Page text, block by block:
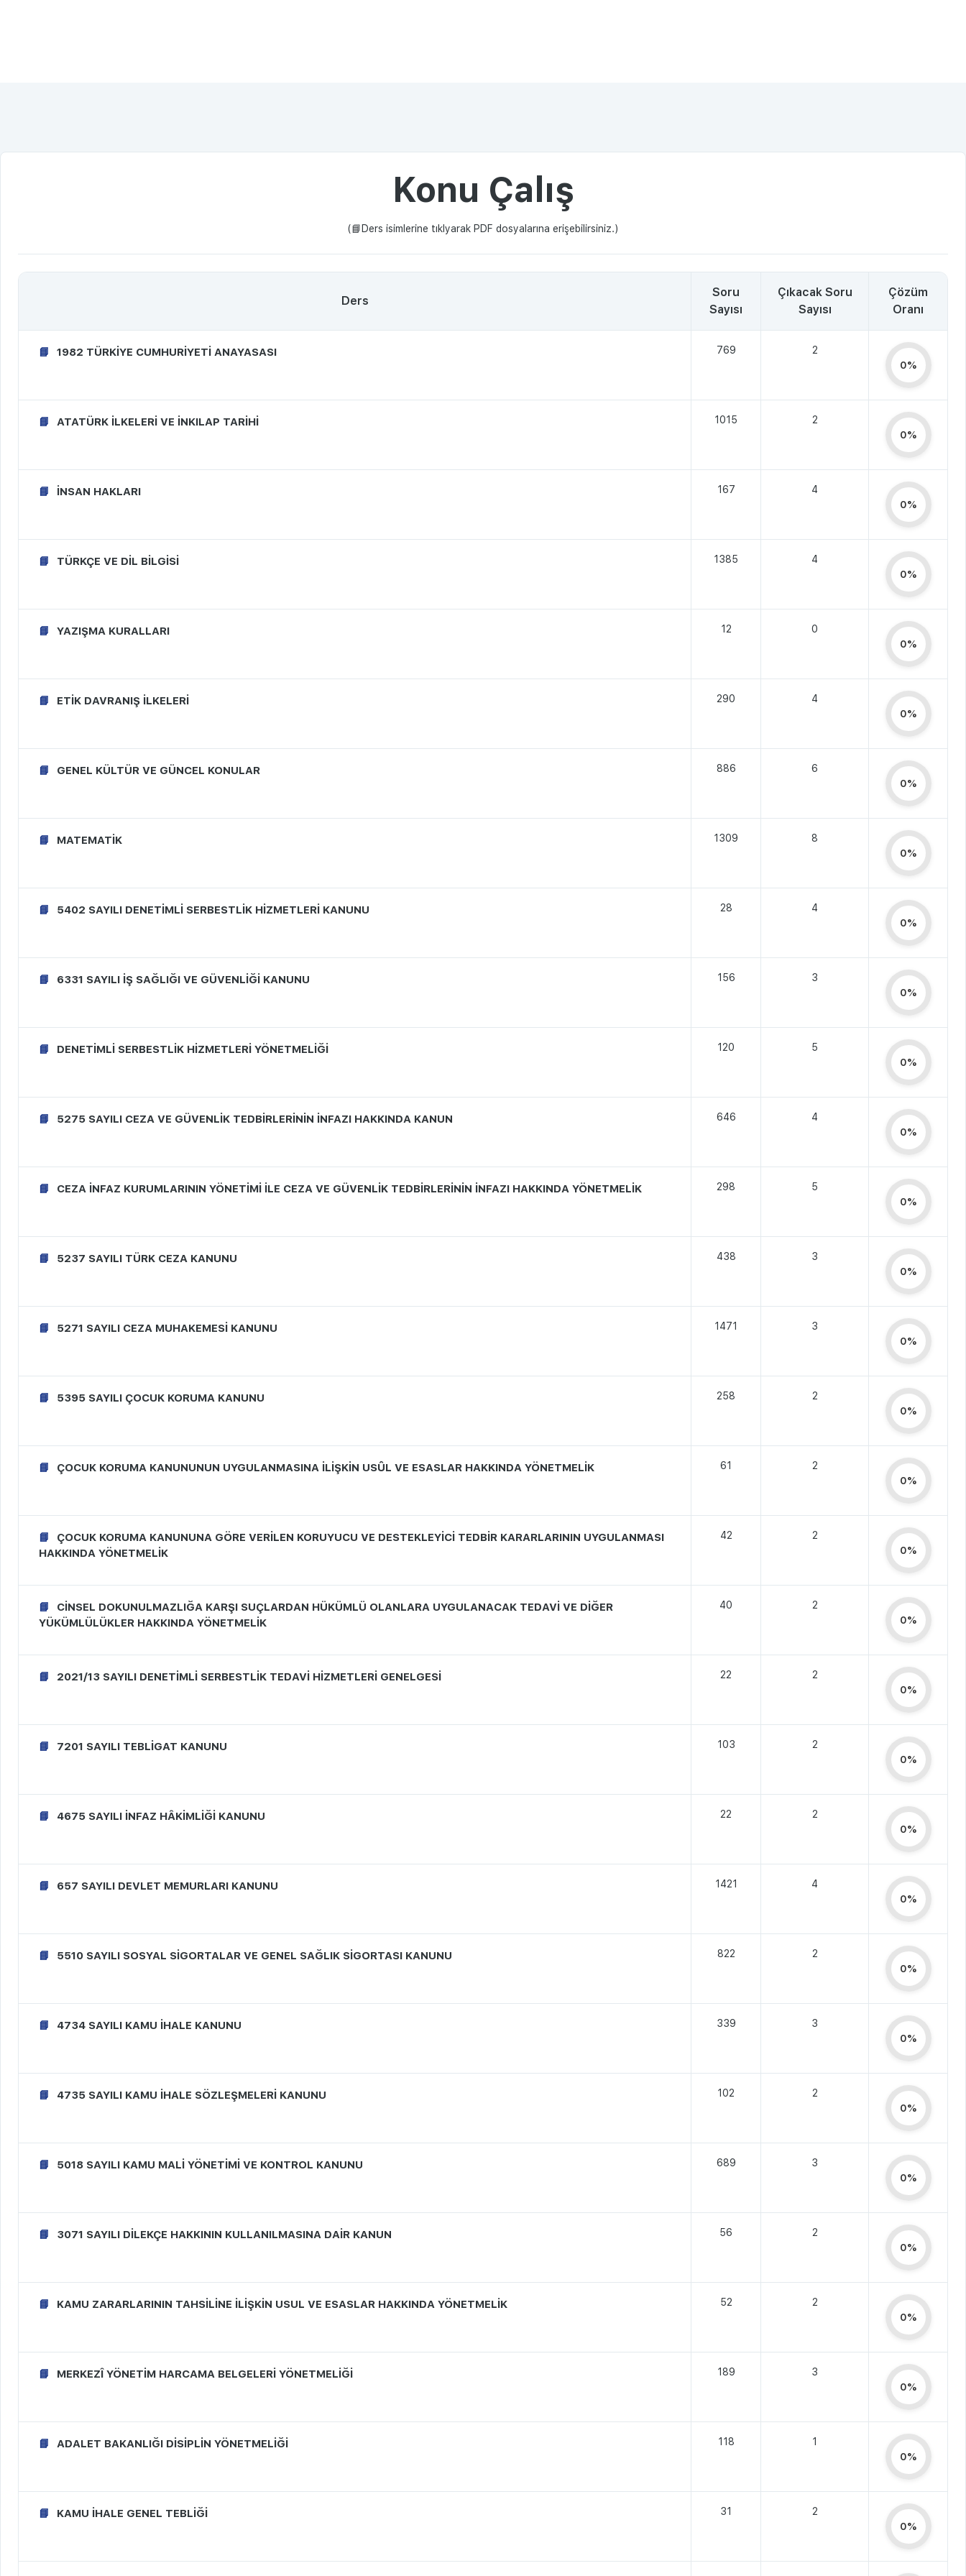
Konu Çalış
(📘Ders isimlerine tıklyarak PDF dosyalarına erişebilirsiniz.)
Ders
Soru
Sayısı
Çıkacak Soru
Sayısı
Çözüm
Oranı
1982 TÜRKİYE CUMHURİYETİ ANAYASASI 769
2
0%
ATATÜRK İLKELERİ VE İNKILAP TARİHİ 1015
2
0%
İNSAN HAKLARI 167
4
0%
TÜRKÇE VE DİL BİLGİSİ 1385
4
0%
YAZIŞMA KURALLARI 12
0
0%
ETİK DAVRANIŞ İLKELERİ 290
4
0%
GENEL KÜLTÜR VE GÜNCEL KONULAR 886
6
0%
MATEMATİK 1309
8
0%
5402 SAYILI DENETİMLİ SERBESTLİK HİZMETLERİ KANUNU 28
4
0%
6331 SAYILI İŞ SAĞLIĞI VE GÜVENLİĞİ KANUNU 156
3
0%
DENETİMLİ SERBESTLİK HİZMETLERİ YÖNETMELİĞİ 120
5
0%
5275 SAYILI CEZA VE GÜVENLİK TEDBİRLERİNİN İNFAZI HAKKINDA KANUN 646
4
0%
CEZA İNFAZ KURUMLARININ YÖNETİMİ İLE CEZA VE GÜVENLİK TEDBİRLERİNİN İNFAZI HAKKINDA YÖNETMELİK 298
5
0%
5237 SAYILI TÜRK CEZA KANUNU 438
3
0%
5271 SAYILI CEZA MUHAKEMESİ KANUNU 1471
3
0%
5395 SAYILI ÇOCUK KORUMA KANUNU 258
2
0%
ÇOCUK KORUMA KANUNUNUN UYGULANMASINA İLİŞKİN USÛL VE ESASLAR HAKKINDA YÖNETMELİK 61
2
0%
ÇOCUK KORUMA KANUNUNA GÖRE VERİLEN KORUYUCU VE DESTEKLEYİCİ TEDBİR KARARLARININ UYGULANMASI
HAKKINDA YÖNETMELİK
42
2
0%
CİNSEL DOKUNULMAZLIĞA KARŞI SUÇLARDAN HÜKÜMLÜ OLANLARA UYGULANACAK TEDAVİ VE DİĞER
YÜKÜMLÜLÜKLER HAKKINDA YÖNETMELİK
40
2
0%
2021/13 SAYILI DENETİMLİ SERBESTLİK TEDAVİ HİZMETLERİ GENELGESİ 22
2
0%
7201 SAYILI TEBLİGAT KANUNU 103
2
0%
4675 SAYILI İNFAZ HÂKİMLİĞİ KANUNU 22
2
0%
657 SAYILI DEVLET MEMURLARI KANUNU 1421
4
0%
5510 SAYILI SOSYAL SİGORTALAR VE GENEL SAĞLIK SİGORTASI KANUNU 822
2
0%
4734 SAYILI KAMU İHALE KANUNU 339
3
0%
4735 SAYILI KAMU İHALE SÖZLEŞMELERİ KANUNU 102
2
0%
5018 SAYILI KAMU MALİ YÖNETİMİ VE KONTROL KANUNU 689
3
0%
3071 SAYILI DİLEKÇE HAKKININ KULLANILMASINA DAİR KANUN 56
2
0%
KAMU ZARARLARININ TAHSİLİNE İLİŞKİN USUL VE ESASLAR HAKKINDA YÖNETMELİK 52
2
0%
MERKEZÎ YÖNETİM HARCAMA BELGELERİ YÖNETMELİĞİ 189
3
0%
ADALET BAKANLIĞI DİSİPLİN YÖNETMELİĞİ 118
1
0%
KAMU İHALE GENEL TEBLİĞİ 31
2
0%